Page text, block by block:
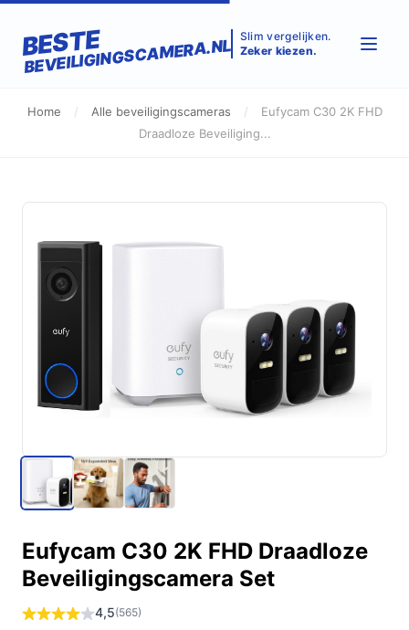
BESTE
BEVEILIGINGSCAMERA.NL Slim vergelijken.
Zeker kiezen.
Home / Alle beveiligingscameras /
Eufycam C30 2K FHD
Draadloze Beveiliging...
Eufycam C30 2K FHD Draadloze
Beveiligingscamera Set
4,5(565)